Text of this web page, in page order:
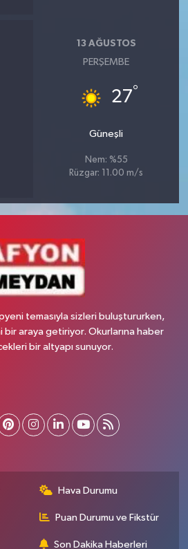
13 AĞUSTOS
PERŞEMBE
27°
Güneşli
Nem: %55
Rüzgar: 11.00 m/s
temasıyla sizleri buluştururken,
bir araya getiriyor. Okurlarına haber
bir altyapı sunuyor.
Hava Durumu
Puan Durumu ve Fikstür
Son Dakika Haberleri